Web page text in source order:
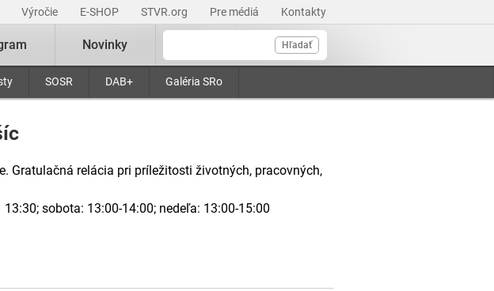
Výročie E-SHOP STVR.org Pre médiá Kontakty
Hľadať
SOSR DAB+ Galéria SRo
Novinky
Gratulačná relácia pri príležitosti životných, pracovných,
sobota: 13:00-14:00; nedeľa: 13:00-15:00